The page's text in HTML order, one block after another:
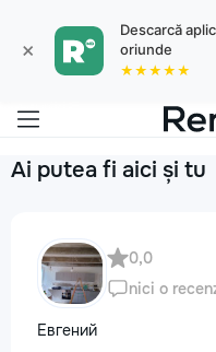
×
Descarcă
oriunde
★★★★★
Ai putea fi aici și tu
0,0
nici o
Евгений